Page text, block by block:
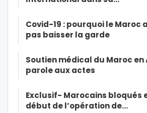
Covid-19 : pourquoi le Maroc
pas baisser la garde
Soutien médical du Maroc en
parole aux actes
Exclusif- Marocains bloqués
début de l’opération de…